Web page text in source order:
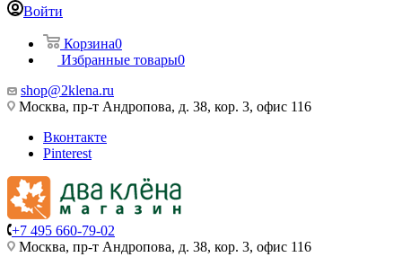
Войти
Корзина0
Избранные товары0
shop@2klena.ru
Москва, пр-т Андропова, д. 38, кор. 3, офис 116
Вконтакте
Pinterest
+7 495 660-79-02
Москва, пр-т Андропова, д. 38, кор. 3, офис 116